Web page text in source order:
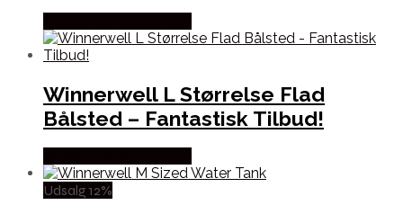
Winnerwell L Størrelse Flad
Bålsted – Fantastisk Tilbud!
Udsalg 12%